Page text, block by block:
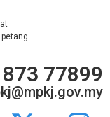
77899